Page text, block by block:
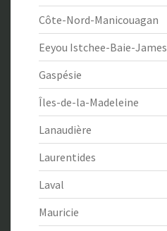
Côte-Nord-Manicouagan
Eeyou Istchee-Baie-James
Gaspésie
Îles-de-la-Madeleine
Lanaudière
Laurentides
Laval
Mauricie